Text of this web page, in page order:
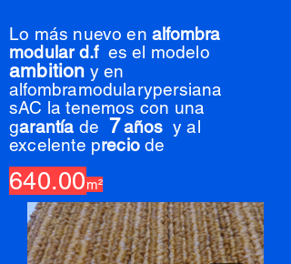
Lo más nuevo enalfombra
modular d.f es el modelo
ambition y en
alfombramodularypersiana
sAC la tenemos con una
garantía de 7años y al
excelente preciode
640.00m²